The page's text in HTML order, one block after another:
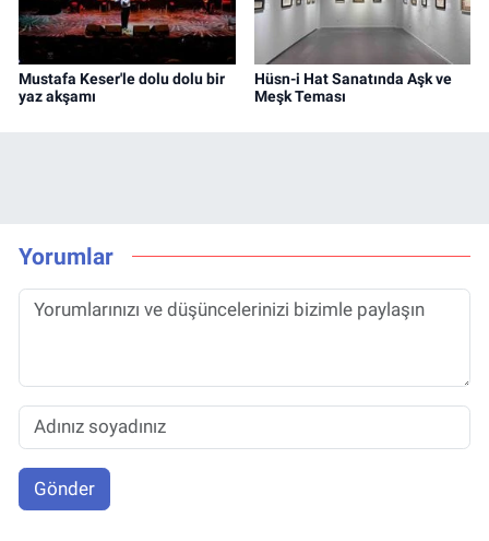
Mustafa Keser'le dolu dolu bir
yaz akşamı
Hüsn-i Hat Sanatında Aşk ve
Meşk Teması
Yorumlar
Gönder